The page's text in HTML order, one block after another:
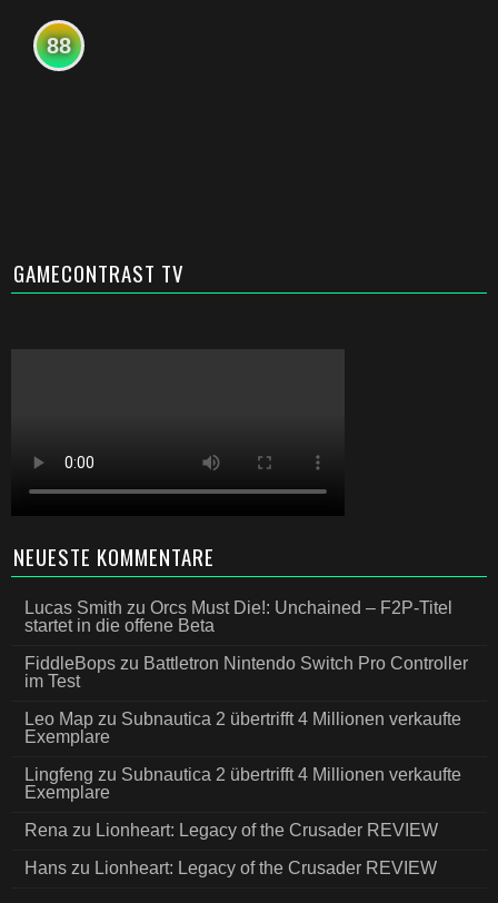
88
GAMECONTRAST TV
NEUESTE KOMMENTARE
Lucas Smith zu Orcs Must Die!: Unchained – F2P-Titel
startet in die offene Beta
FiddleBops zu Battletron Nintendo Switch Pro Controller
im Test
Leo Map zu Subnautica 2 übertrifft 4 Millionen verkaufte
Exemplare
Lingfeng zu Subnautica 2 übertrifft 4 Millionen verkaufte
Exemplare
Rena zu Lionheart: Legacy of the Crusader REVIEW
Hans zu Lionheart: Legacy of the Crusader REVIEW